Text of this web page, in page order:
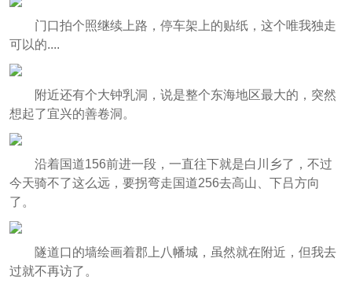
门口拍个照继续上路，停车架上的贴纸，这个唯我独走
可以的....
附近还有个大钟乳洞，说是整个东海地区最大的，突然
想起了宜兴的善卷洞。
沿着国道156前进一段，一直往下就是白川乡了，不过
今天骑不了这么远，要拐弯走国道256去高山、下吕方向
了。
隧道口的墙绘画着郡上八幡城，虽然就在附近，但我去
过就不再访了。